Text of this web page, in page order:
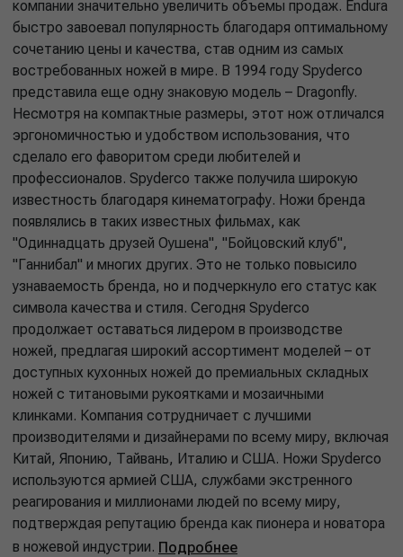
компании значительно увеличить объемы продаж. Endura
быстро завоевал популярность благодаря оптимальному
сочетанию цены и качества, став одним из самых
востребованных ножей в мире. В 1994 году Spyderco
представила еще одну знаковую модель – Dragonfly.
Несмотря на компактные размеры, этот нож отличался
эргономичностью и удобством использования, что
сделало его фаворитом среди любителей и
профессионалов. Spyderco также получила широкую
известность благодаря кинематографу. Ножи бренда
появлялись в таких известных фильмах, как
"Одиннадцать друзей Оушена", "Бойцовский клуб",
"Ганнибал" и многих других. Это не только повысило
узнаваемость бренда, но и подчеркнуло его статус как
символа качества и стиля. Сегодня Spyderco
продолжает оставаться лидером в производстве
ножей, предлагая широкий ассортимент моделей – от
доступных кухонных ножей до премиальных складных
ножей с титановыми рукоятками и мозаичными
клинками. Компания сотрудничает с лучшими
производителями и дизайнерами по всему миру, включая
Китай, Японию, Тайвань, Италию и США. Ножи Spyderco
используются армией США, службами экстренного
реагирования и миллионами людей по всему миру,
подтверждая репутацию бренда как пионера и новатора
в ножевой индустрии. Подробнее